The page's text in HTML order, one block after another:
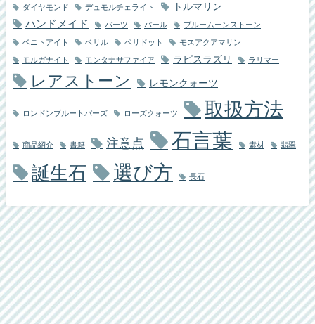
ダイヤモンド デュモルチェライト トルマリン
ハンドメイド パーツ パール ブルームーンストーン
ベニトアイト ベリル ペリドット モスアクアマリン
モルガナイト モンタナサファイア ラピスラズリ ラリマー
レアストーン レモンクォーツ
ロンドンブルートパーズ ローズクォーツ 取扱方法
商品紹介 書籍 注意点 石言葉 素材 翡翠
誕生石 選び方 長石